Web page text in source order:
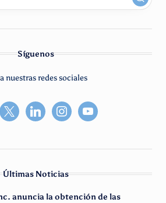
Síguenos
nuestras redes sociales
Últimas Noticias
anuncia la obtención de las